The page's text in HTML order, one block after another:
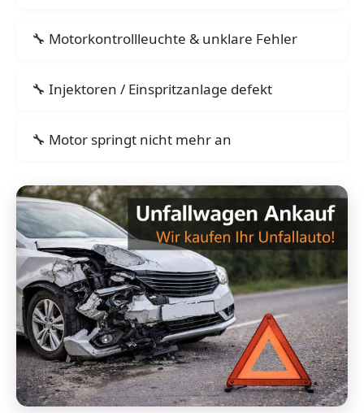
Motorkontrollleuchte & unklare Fehler
Injektoren / Einspritzanlage defekt
Motor springt nicht mehr an